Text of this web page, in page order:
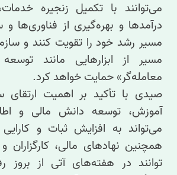
می‌توانند با تکمیل زنجیره
درآمدها و بهره‌گیری از فناوری‌ها و
مسیر رشد خود را تقویت کنند و
مسیر از ابزارهایی مانند
معامله‌گر» حمایت خواهد کرد.
صیدی با تأکید بر اهمیت
آموزش، توسعه دانش مالی و
می‌تواند به افزایش ثبات و
همچنین نهادهای مالی، کارگزاران
توانند در هفته‌های آتی از بروز